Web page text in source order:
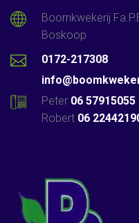
Boomkwekerij
Boskoop
0172-217308
Peter 06 57915055
Robert 06